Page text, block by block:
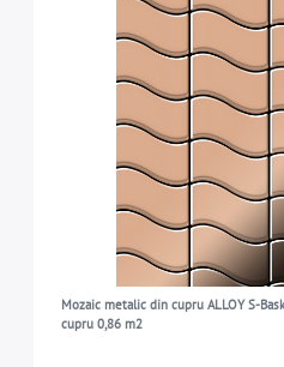
Mozaic metalic din cupru ALLOY S-
cupru 0,86 m2